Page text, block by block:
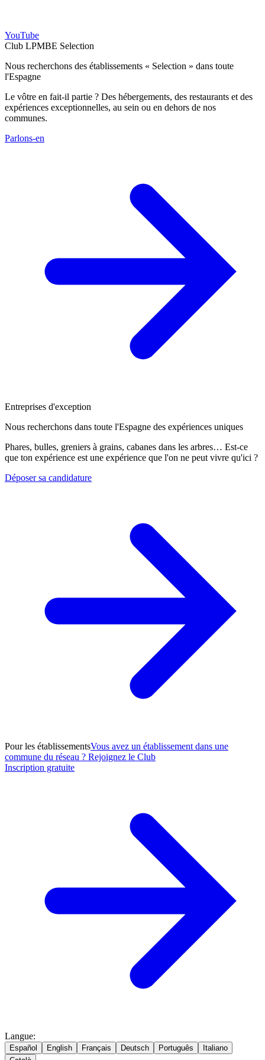
YouTube
Club LPMBE Selection
Nous recherchons des établissements « Selection » dans toute
l'Espagne
Le vôtre en fait-il partie ? Des hébergements, des restaurants et des
expériences exceptionnelles, au sein ou en dehors de nos
communes.
Parlons-en
Entreprises d'exception
Nous recherchons dans toute l'Espagne des expériences uniques
Phares, bulles, greniers à grains, cabanes dans les arbres… Est-ce
que ton expérience est une expérience que l'on ne peut vivre qu'ici ?
Déposer sa candidature
Pour les établissementsVous avez un établissement dans une
commune du réseau ? Rejoignez le Club
Inscription gratuite
Langue:
Español English Français Deutsch Português
Italiano